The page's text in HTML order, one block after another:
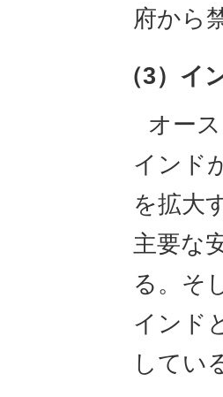
府から
（3）イ
オー
インド
を拡大
主要な
る。そ
インド
してい